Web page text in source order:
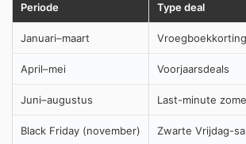
Periode Type deal
Januari–maart
April–mei Voorjaarsdeals
Juni–augustus Last-minute
Black Friday (november) Zwarte Vrijdag-